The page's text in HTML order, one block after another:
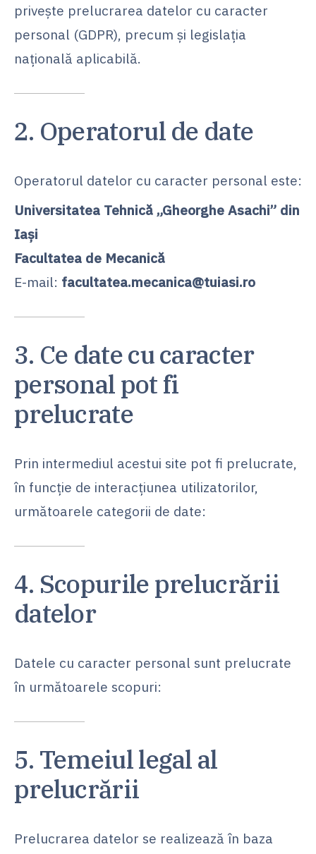
privește prelucrarea datelor cu caracter
personal (GDPR), precum și legislația
națională aplicabilă.
2. Operatorul de date
Operatorul datelor cu caracter personal este:
Universitatea Tehnică „Gheorghe Asachi” din
Iași
Facultatea de Mecanică
E-mail: facultatea.mecanica@tuiasi.ro
3. Ce date cu caracter
personal pot fi
prelucrate
Prin intermediul acestui site pot fi prelucrate,
în funcție de interacțiunea utilizatorilor,
următoarele categorii de date:
4. Scopurile prelucrării
datelor
Datele cu caracter personal sunt prelucrate
în următoarele scopuri:
5. Temeiul legal al
prelucrării
Prelucrarea datelor se realizează în baza